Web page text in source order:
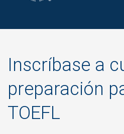
Inscríbase a
preparación
TOEFL